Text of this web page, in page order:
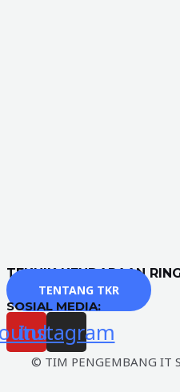
TEKNIK KENDARAAN
TENTANG TKR
SOSIAL MEDIA:
Instagram
© TIM PENGEMBANG IT